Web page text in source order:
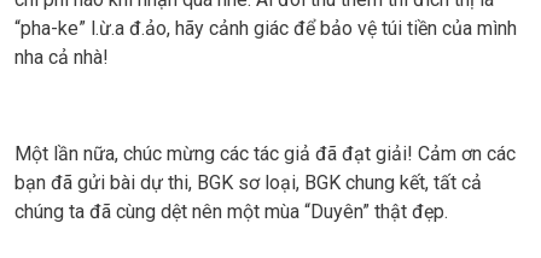
“pha-ke” l.ừ.a đ.ảo, hãy cảnh giác để bảo vệ túi tiền của mình
nha cả nhà!
Một lần nữa, chúc mừng các tác giả đã đạt giải! Cảm ơn các
bạn đã gửi bài dự thi, BGK sơ loại, BGK chung kết, tất cả
chúng ta đã cùng dệt nên một mùa “Duyên” thật đẹp.